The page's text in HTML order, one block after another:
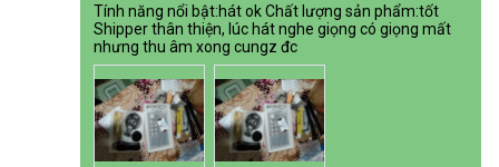
Tính năng nổi bật:hát ok Chất lượng sản phẩm:tốt
Shipper thân thiện, lúc hát nghe giọng có giọng mất
nhưng thu âm xong cungz đc